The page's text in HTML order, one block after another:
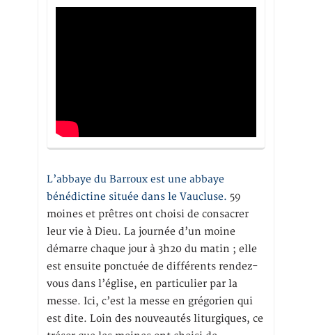
L’abbaye du Barroux est une abbaye
bénédictine située dans le Vaucluse. 59
moines et prêtres ont choisi de consacrer
leur vie à Dieu. La journée d’un moine
démarre chaque jour à 3h20 du matin ; elle
est ensuite ponctuée de différents rendez-
vous dans l’église, en particulier par la
messe. Ici, c’est la messe en grégorien qui
est dite. Loin des nouveautés liturgiques, ce